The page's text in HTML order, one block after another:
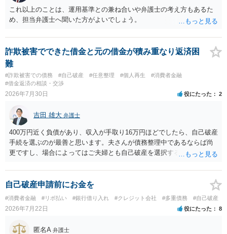
これ以上のことは、運用基準との兼ね合いや弁護士の考え方もあるた
め、担当弁護士へ聞いた方がよいでしょう。
詐欺被害でできた借金と元の借金が積み重なり返済困
難
#詐欺被害での債務 #自己破産 #任意整理 #個人再生
#消費者金融
#借金返済の相談・交渉
2026年7月30日 役にたった 2
吉田 雄大 弁護士
400万円近く負債があり、収入が手取り16万円ほどでしたら、自己破産
手続を選ぶのが最善と思います。夫さんが債務整理中であるならば尚
更ですし、場合によってはご夫婦とも自己破産を選択する方法もある
自己破産申請前にお金を
#消費者金融 #リボ払い #銀行借り入れ #クレジット会社 #多重債務 #自己破産
2026年7月22日 役にたった 8
匿名A 弁護士